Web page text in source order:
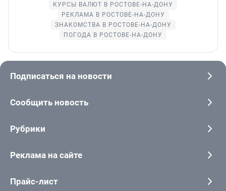
КУРСЫ ВАЛЮТ В РОСТОВЕ-НА-ДОНУ
РЕКЛАМА В РОСТОВЕ-НА-ДОНУ
ЗНАКОМСТВА В РОСТОВЕ-НА-ДОНУ
ПОГОДА В РОСТОВЕ-НА-ДОНУ
Подписаться на новости
Сообщить новость
Рубрики
Реклама на сайте
Прайс-лист